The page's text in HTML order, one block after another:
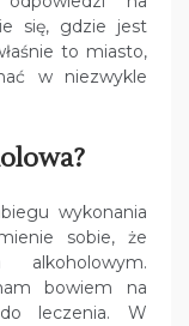
się, gdzie jest
to miasto,
w niezwykle
wykonania
sobie, że
bowiem na
leczenia. W